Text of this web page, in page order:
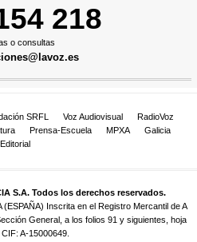
218
o consultas
SRFL Voz Audiovisual
RadioVoz
Prensa-Escuela MPXA
Galicia
Editorial
S.A. Todos los derechos reservados.
(ESPAÑA) Inscrita en el Registro Mercantil de A
General, a los folios 91 y siguientes, hoja
A-15000649.